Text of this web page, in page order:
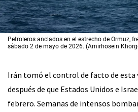
Petroleros anclados en el estrecho de Ormuz,
sábado 2 de mayo de 2026. (Amirhosein
Irán tomó el control de facto de
después de que Estados Unidos e
febrero. Semanas de intensos